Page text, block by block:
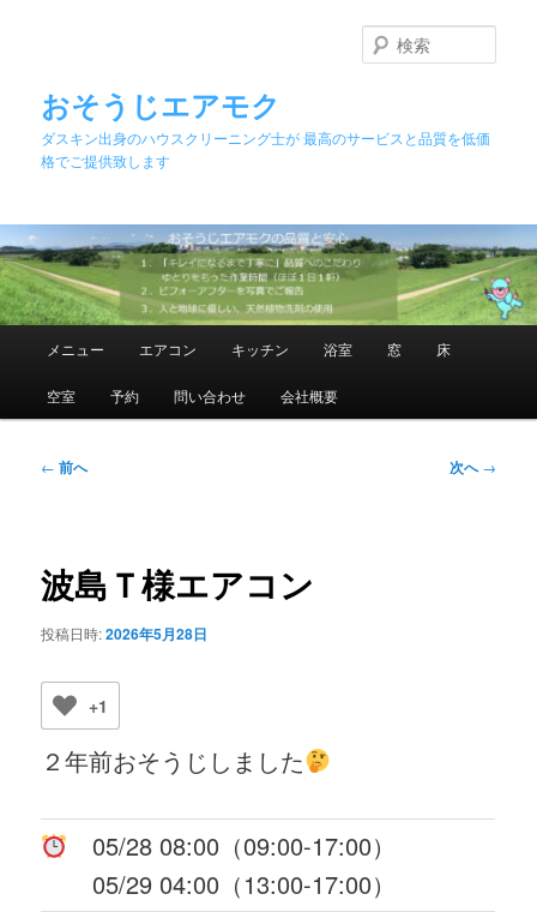
移
動
おそうじエアモク
ダスキン出身のハウスクリーニング士が 最高のサービスと品質を低価
格でご提供致します
索
メ
メニュー エアコン キッチン 浴室 窓 床
空室 予約 問い合わせ 会社概要
投
ゲ
ー
ョ
← 前へ 次へ→
波島Ｔ様エアコン
投稿日時:2026年5月28日
+1
２年前おそうじしました
05/28 08:00（09:00-17:00）
05/29 04:00（13:00-17:00）